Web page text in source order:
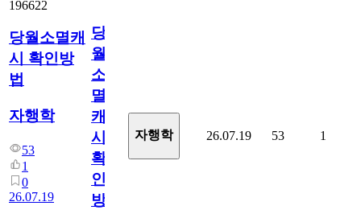
196622
당월소멸캐
시 확인방
법
자행학
53
1
0
26.07.19
당
월
소
멸
캐
시
확
인
방
자행학 26.07.19 53 1